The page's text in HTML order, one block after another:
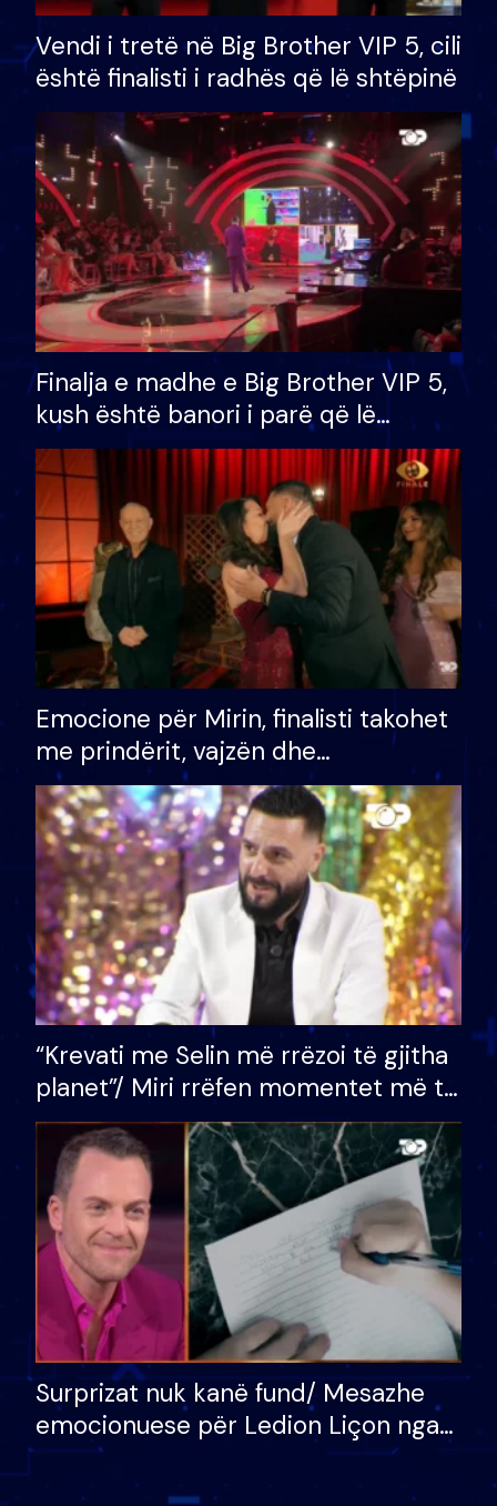
Vendi i tretë në Big Brother VIP 5, cili
është finalisti i radhës që lë shtëpinë
Finalja e madhe e Big Brother VIP 5,
kush është banori i parë që lë
shtëpinë dhe humb mundësinë për
të fituar çmimin e madh
Emocione për Mirin, finalisti takohet
me prindërit, vajzën dhe
bashkëshorten: S’kemi ndonjë letër
divorci apo jo?
“Krevati me Selin më rrëzoi të gjitha
planet”/ Miri rrëfen momentet më të
bukura në shtëpinë e BB VIP: Do më
mungojë zilja e mëngjesit kur…
Surprizat nuk kanë fund/ Mesazhe
emocionuese për Ledion Liçon nga
nëna dhe fëmijët e tij, moderatori
nuk i mban dot lotët: Nuk meritoj…